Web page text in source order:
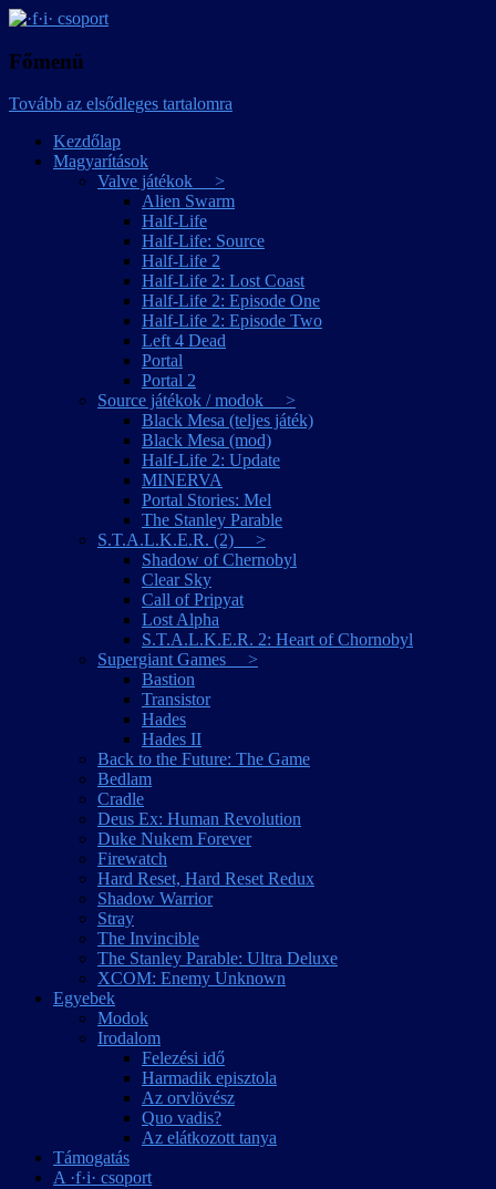
·f·i· csoport
Főmenü
Tovább az elsődleges tartalomra
Kezdőlap
Magyarítások
Valve játékok >
Alien Swarm
Half-Life
Half-Life: Source
Half-Life 2
Half-Life 2: Lost Coast
Half-Life 2: Episode One
Half-Life 2: Episode Two
Left 4 Dead
Portal
Portal 2
Source játékok / modok >
Black Mesa (teljes játék)
Black Mesa (mod)
Half-Life 2: Update
MINERVA
Portal Stories: Mel
The Stanley Parable
S.T.A.L.K.E.R. (2) >
Shadow of Chernobyl
Clear Sky
Call of Pripyat
Lost Alpha
S.T.A.L.K.E.R. 2: Heart of Chornobyl
Supergiant Games >
Bastion
Transistor
Hades
Hades II
Back to the Future: The Game
Bedlam
Cradle
Deus Ex: Human Revolution
Duke Nukem Forever
Firewatch
Hard Reset, Hard Reset Redux
Shadow Warrior
Stray
The Invincible
The Stanley Parable: Ultra Deluxe
XCOM: Enemy Unknown
Egyebek
Modok
Irodalom
Felezési idő
Harmadik episztola
Az orvlövész
Quo vadis?
Az elátkozott tanya
Támogatás
A ·f·i· csoport